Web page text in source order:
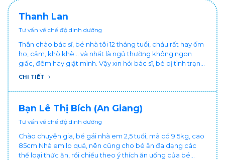
Thanh Lan
Tư vấn về chế độ dinh dưỡng
Thân chào bác sĩ, bé nhà tôi 12 tháng tuổi, cháu rất hay ốm
ho, cảm, khò khè... và nhất là ngủ thường không ngon
giấc, đêm hay giật mình. Vậy xin hỏi bác sĩ, bé bị tình trạng
vậy nên làm sao để con khỏe mạnh và ngủ ngon giấc hơn
chăm cháu hay ốm ạ?. Cảm ơn bác sĩ.
CHI TIẾT
Bạn Lê Thị Bích (An Giang)
Tư vấn về chế độ dinh dưỡng
Chào chuyên gia, bé gái nhà em 2,5 tuổi, mà có 9.5kg, cao
85cm Nhà em lo quá, nên cũng cho bé ăn đa dạng các
thể loại thức ăn, rồi chiều theo ý thích ăn uống của bé